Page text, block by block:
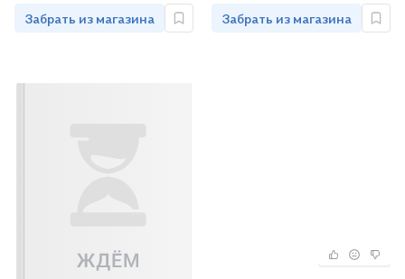
Забрать из магазина Забрать из магазина